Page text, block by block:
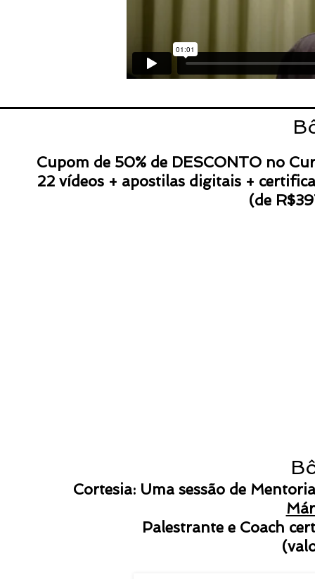
Cupom de 50% de DESCONTO no
22 vídeos + apostilas digitais +
(de
Cortesia: Uma sessão de
Palestrante e Coach